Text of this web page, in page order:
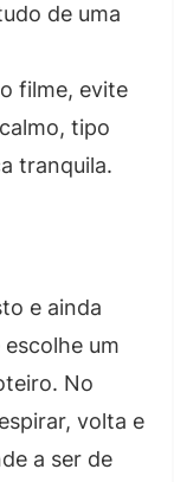
de uma
filme, evite
tipo
tranquila.
e ainda
um
No
volta e
a ser de